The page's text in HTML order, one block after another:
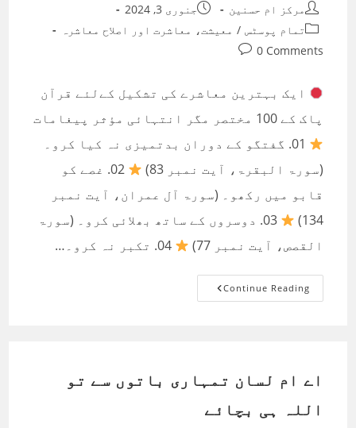
Post
author:
مرکز ام حسنین
Post
published:
جنوری 3, 2024
Post
category:
تمام پوسٹس / معیشت، معاشرت اور اصلاح معاشرہ
Post
0 Comments
ایک بہترین معاشرے کی تشکیل کےلئے ‏قرآن
پاک کے 100 مختصر مگر انتہائی مؤثر پیغامات
01. گفتگو کے دوران بدتمیزی نہ کیا کرو۔
(سورۃ البقرۃ، آیت نمبر 83)
02. غصے کو
قابو میں رکھو۔ (سورۃ آل عمران، آیت نمبر
134)
03. دوسروں کے ساتھ بھلائی کرو۔ (سورۃ
القصص، آیت نمبر 77)
04. تکبر نہ کرو۔…
Continue Readingمعاشرے
کےلیے
انتہائی
مؤثر
اے ام لسان تمہاری باتوں سے تو
اللہ ہی بچائے